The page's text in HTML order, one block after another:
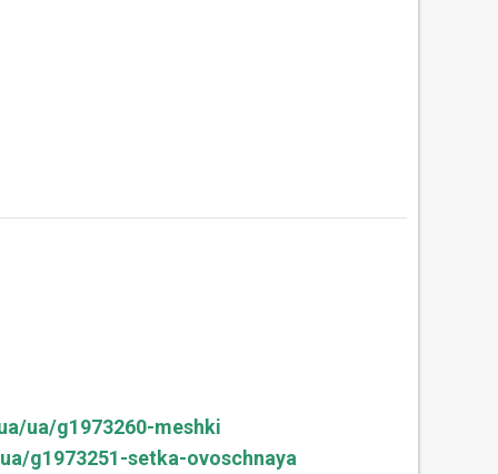
ua/g1973260-meshki
g1973251-setka-ovoschnaya